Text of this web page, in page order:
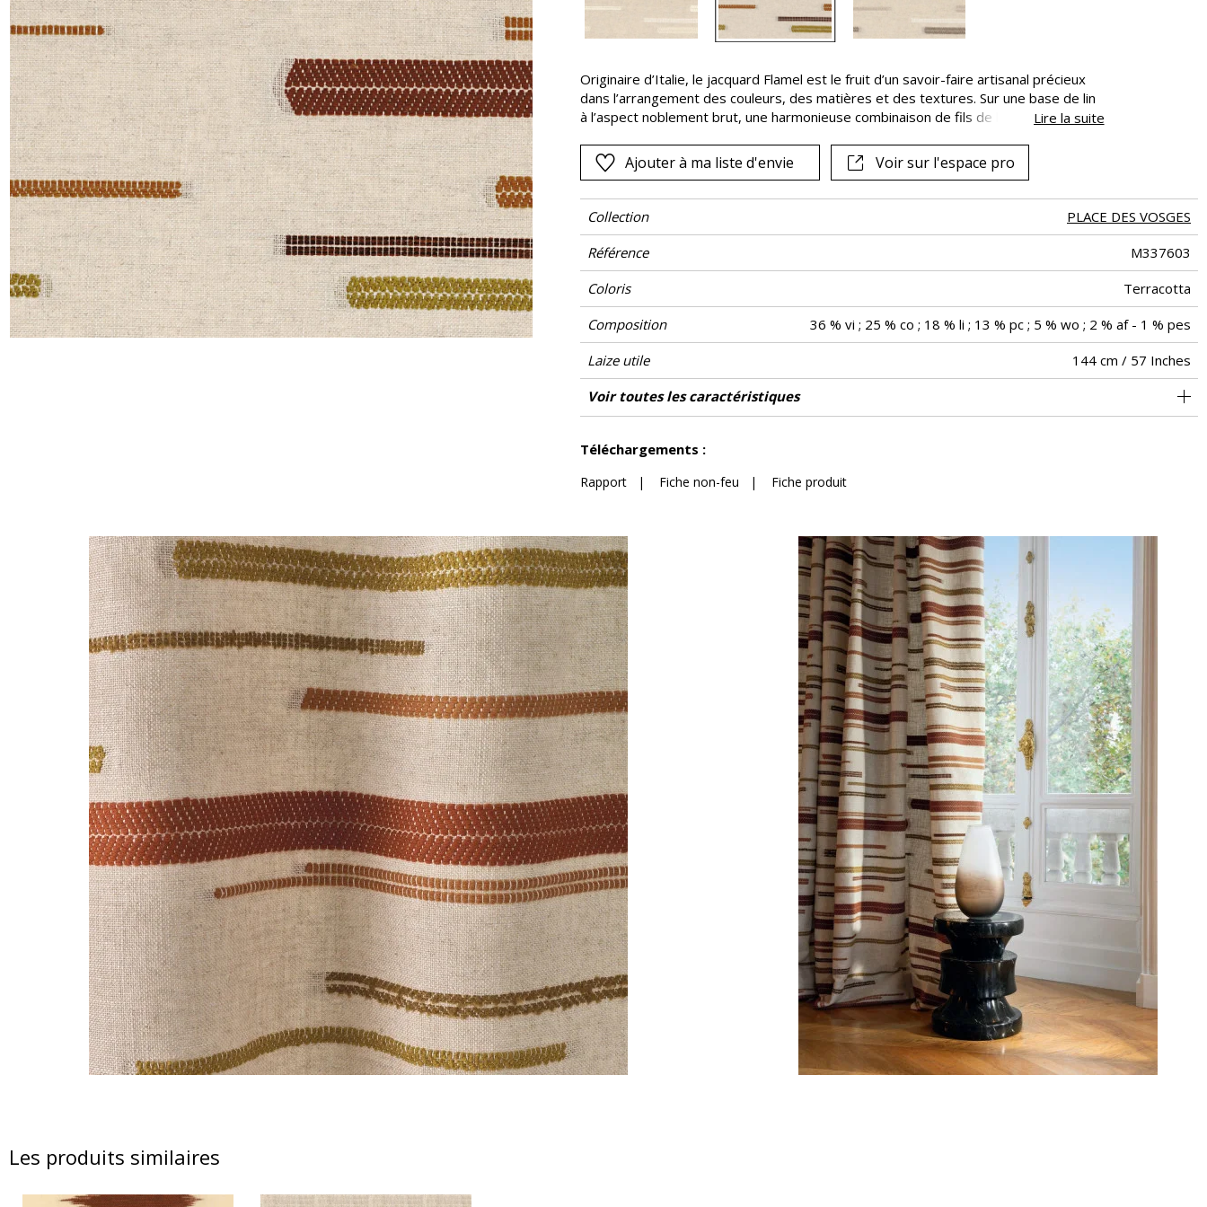
Satin
Taffetas
Velours
Rouge
Vert
Violet
Originaire d’Italie, le jacquard Flamel est le fruit d’un savoir-faire artisanal précieux
dans l’arrangement des couleurs, des matières et des textures. Sur une base de lin
à l’aspect noblement brut, une harmonieuse combinaison de fils de laine, de coton,
tantôt moelleuses et bien rangées, tantôt rases et déstructurées. Flamel se prêtera
idéalement à la confection de vos rideaux, vos sièges à usage décoratif, ainsi que
Lire la suite
Ajouter à ma liste d'envie Voir sur l'espace pro
Collection
PLACE DES VOSGES
Référence
M337603
Coloris
Terracotta
Composition
36 % vi ; 25 % co ; 18 % li ; 13 % pc ; 5 % wo ; 2 % af - 1 % pes
Laize utile
144 cm / 57 Inches
Raccord
Raccord libre
Test Martindale 10 000
Usage martindale
Siège à usage déco : <20.000 cycles (Martindale) et/ou <15.000 doubles
rubs (Wyzenbeek)
Wyzenbeek 10000
Sens De large
Poids g/m² 530
Performance Accoustique aw - 0.15
Usage
Entretien
Pays d'origine Italie
Rapport Horizontal 144 cm / 57 Inches
Rapport Vertical 89 cm / 35 Inches
Voir toutes les caractéristiques
Téléchargements :
Rapport| Fiche non-feu | Fiche produit
Les produits similaires